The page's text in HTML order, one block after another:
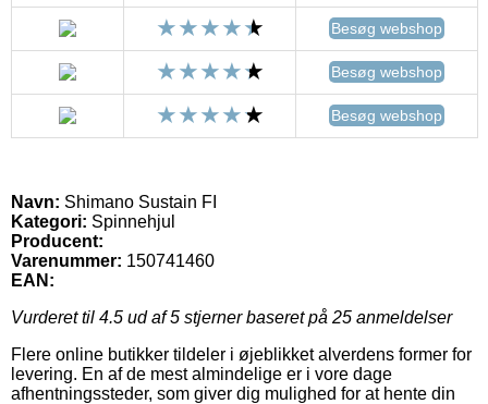
Besøg webshop
Besøg webshop
Besøg webshop
Navn: Shimano Sustain FI
Kategori: Spinnehjul
Producent:
Varenummer: 150741460
EAN:
Vurderet til 4.5 ud af 5 stjerner baseret på 25 anmeldelser
Flere online butikker tildeler i øjeblikket alverdens former for
levering. En af de mest almindelige er i vore dage
afhentningssteder, som giver dig mulighed for at hente din